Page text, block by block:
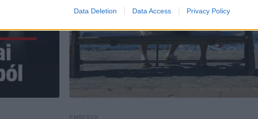
Data Deletion Data Access Privacy Policy